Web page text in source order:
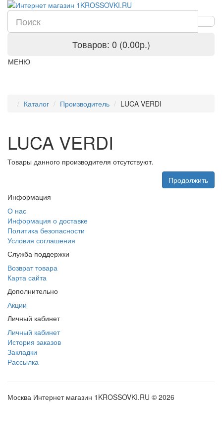
Товаров: 0 (0.00р.)
МЕНЮ
Каталог Производитель LUCA VERDI
LUCA VERDI
Товары данного производителя отсутствуют.
Продолжить
Информация
О нас
Информация о доставке
Политика безопасности
Условия соглашения
Служба поддержки
Возврат товара
Карта сайта
Дополнительно
Акции
Личный кабинет
Личный кабинет
История заказов
Закладки
Рассылка
Москва Интернет магазин 1KROSSOVKI.RU © 2026